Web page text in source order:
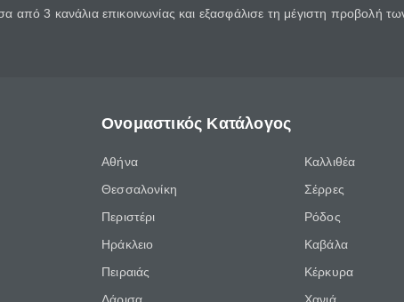
3 κανάλια επικοινωνίας και εξασφάλισε τη μέγιστη προβολή
Ονομαστικός Κατάλογος
Αθήνα
Θεσσαλονίκη
Περιστέρι
Ηράκλειο
Πειραιάς
Καλλιθέα
Σέρρες
Ρόδος
Καβάλα
Κέρκυρα